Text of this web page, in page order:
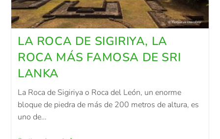
LA ROCA DE SIGIRIYA, LA
ROCA MÁS FAMOSA DE SRI
LANKA
La Roca de Sigiriya o Roca del León, un enorme
bloque de piedra de más de 200 metros de altura, es
uno de…